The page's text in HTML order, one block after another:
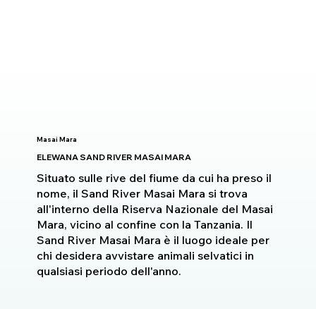
Masai Mara
ELEWANA SAND RIVER MASAI MARA
Situato sulle rive del fiume da cui ha preso il
nome, il Sand River Masai Mara si trova
all'interno della Riserva Nazionale del Masai
Mara, vicino al confine con la Tanzania. Il
Sand River Masai Mara è il luogo ideale per
chi desidera avvistare animali selvatici in
qualsiasi periodo dell'anno.